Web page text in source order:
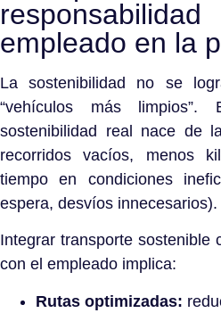
empleado en la
La sostenibilidad no se
“vehículos más limpios”.
sostenibilidad real nace de
recorridos vacíos, menos
tiempo en condiciones
espera, desvíos innecesarios).
Integrar transporte sostenible
con el empleado implica:
Rutas optimizadas: